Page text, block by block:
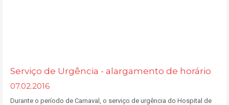
Serviço de Urgência - alargamento de horário
07.02.2016
Durante o período de Carnaval, o serviço de urgência do Hospital de